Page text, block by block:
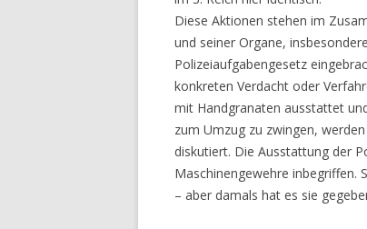
Diese Aktionen stehen im
und seiner Organe,
Polizeiaufgabengesetz
konkreten Verdacht oder
mit Handgranaten ausstattet
zum Umzug zu zwingen,
diskutiert. Die Ausstattung der
Maschinengewehre inbegriffen.
– aber damals hat es sie